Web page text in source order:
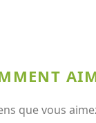
que vous